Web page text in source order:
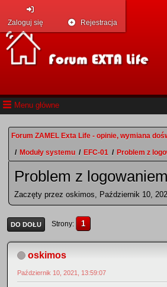
Menu główne
Zaloguj się Rejestracja
Forum ZAMEL Exta Life - opinie, wymiana
/ Moduły systemu / EFC-01 / Problem z
Problem z logowaniem
Zaczęty przez oskimos, Październik 10,
DO DOŁU Strony 1
oskimos
Październik 10, 2021, 13:59:07